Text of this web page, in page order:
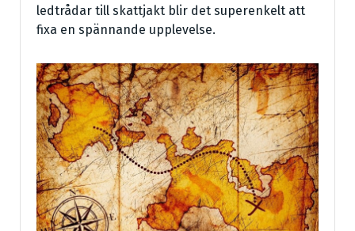
ledtrådar till skattjakt blir det superenkelt att
fixa en spännande upplevelse.